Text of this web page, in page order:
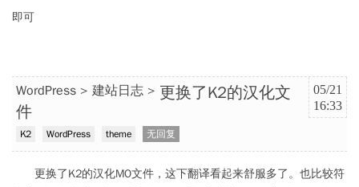
即可
05/21
16:33
WordPress 建站日志
更换了K2的汉化文
件
K2 WordPress theme 无回复
更换了K2的汉化MO文件，这下翻译看起来舒服多了。也比较符